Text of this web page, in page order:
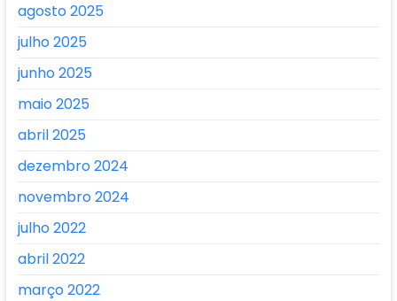
agosto 2025
julho 2025
junho 2025
maio 2025
abril 2025
dezembro 2024
novembro 2024
julho 2022
abril 2022
março 2022